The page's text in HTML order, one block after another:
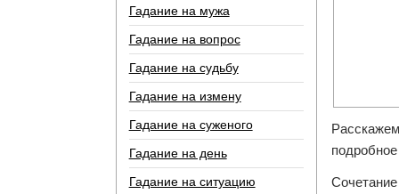
Гадание на мужа
Гадание на вопрос
Гадание на судьбу
Гадание на измену
Гадание на суженого
Гадание на день
Гадание на ситуацию